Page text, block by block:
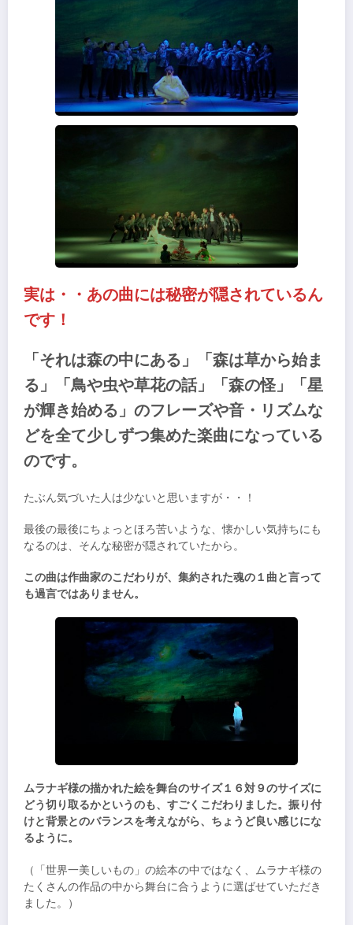
実は・・あの曲には秘密が隠されているん
です！
「それは森の中にある」「森は草から始ま
る」「鳥や虫や草花の話」「森の怪」「星
が輝き始める」のフレーズや音・リズムな
どを全て少しずつ集めた楽曲になっている
のです。
たぶん気づいた人は少ないと思いますが・・！
最後の最後にちょっとほろ苦いような、懐かしい気持ちにも
なるのは、そんな秘密が隠されていたから。
この曲は作曲家のこだわりが、集約された魂の１曲と言って
も過言ではありません。
ムラナギ様の描かれた絵を舞台のサイズ１６対９のサイズに
どう切り取るかというのも、すごくこだわりました。振り付
けと背景とのバランスを考えながら、ちょうど良い感じにな
るように。
（「世界一美しいもの」の絵本の中ではなく、ムラナギ様の
たくさんの作品の中から舞台に合うように選ばせていただき
ました。）